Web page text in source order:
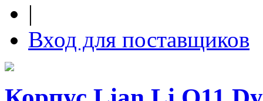
|
Вход для поставщиков